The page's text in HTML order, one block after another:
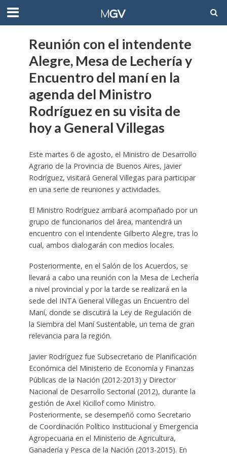
Reunión con el intendente
Alegre, Mesa de Lechería y
Encuentro del maní en la
agenda del Ministro
Rodríguez en su visita de
hoy a General Villegas
Este martes 6 de agosto, el Ministro de Desarrollo
Agrario de la Provincia de Buenos Aires, Javier
Rodríguez, visitará General Villegas para participar
en una serie de reuniones y actividades.
El Ministro Rodríguez arribará acompañado por un
grupo de funcionarios del área, mantendrá un
encuentro con el intendente Gilberto Alegre, tras lo
cual, ambos dialogarán con medios locales.
Posteriormente, en el Salón de los Acuerdos, se
llevará a cabo una reunión con la Mesa de Lechería
a nivel provincial y por la tarde se realizará en la
sede del INTA General Villegas un Encuentro del
Maní, donde se discutirá la Ley de Regulación de
la Siembra del Maní Sustentable, un tema de gran
relevancia para la región.
Javier Rodríguez fue Subsecretario de Planificación
Económica del Ministerio de Economía y Finanzas
Públicas de la Nación (2012-2013) y Director
Nacional de Desarrollo Sectorial (2012), durante la
gestión de Axel Kicillof como Ministro.
Posteriormente, se desempeñó como Secretario
de Coordinación Político Institucional y Emergencia
Agropecuaria en el Ministerio de Agricultura,
Ganadería y Pesca de la Nación (2013-2015). En